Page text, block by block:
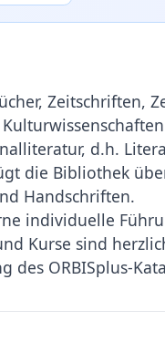
Zeitschriften,
d.h.
die Bibliothek
Handschriften.
individuelle
Kurse sind
des ORBISplus-